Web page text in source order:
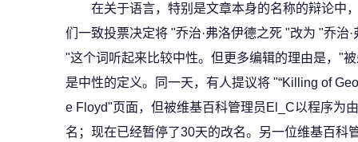
在关于语言，特别是文章本身的名称的辩论中
们一致投票决定将 "乔治·弗洛伊德之死 "改为 "乔治
"这个词听起来比较中性。但更多编辑的理由是，"
是中性的定义。同一天，有人提议将 "“Killing of
e Floyd"页面，但被维基百科管理员El_C以程序为
名；现在已经暂停了30天的改名。另一位维基百科